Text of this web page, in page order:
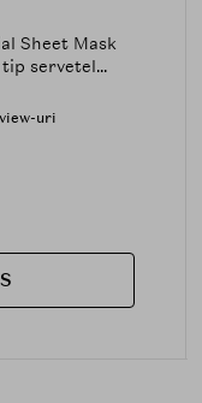
Sheet Mask
servetel...
uri